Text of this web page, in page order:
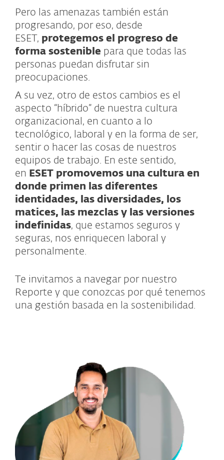
Pero las amenazas también están
progresando, por eso, desde
ESET, protegemos el progreso de
forma sostenible para que todas las
personas puedan disfrutar sin
preocupaciones.
A su vez, otro de estos cambios es el
aspecto “híbrido” de nuestra cultura
organizacional, en cuanto a lo
tecnológico, laboral y en la forma de ser,
sentir o hacer las cosas de nuestros
equipos de trabajo. En este sentido,
en ESET promovemos una cultura en
donde primen las diferentes
identidades, las diversidades, los
matices, las mezclas y las versiones
indefinidas, que estamos seguros y
seguras, nos enriquecen laboral y
personalmente.
Te invitamos a navegar por nuestro
Reporte y que conozcas por qué tenemos
una gestión basada en la sostenibilidad.